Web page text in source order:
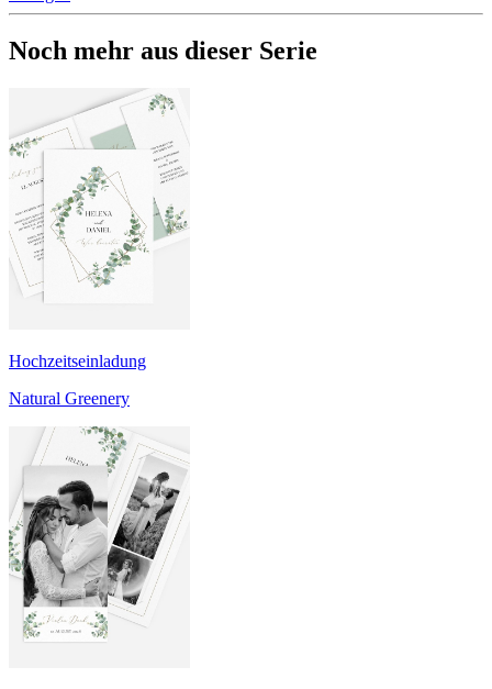
Noch mehr aus dieser Serie
Hochzeitseinladung
Natural Greenery